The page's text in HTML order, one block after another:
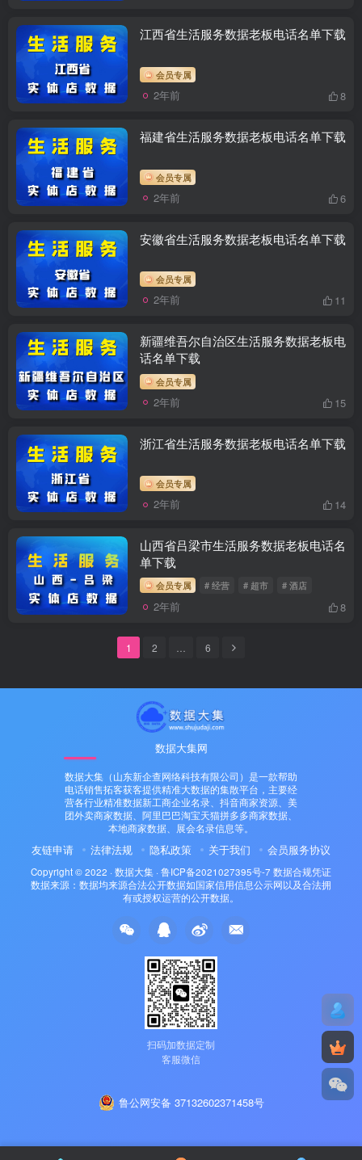
江西省生活服务数据老板电话名单下载
会员专属
2年前 8
福建省生活服务数据老板电话名单下载
会员专属
2年前 6
安徽省生活服务数据老板电话名单下载
会员专属
2年前 11
新疆维吾尔自治区生活服务数据老板电
话名单下载
会员专属
2年前 15
浙江省生活服务数据老板电话名单下载
会员专属
2年前 14
山西省吕梁市生活服务数据老板电话名
单下载
会员专属 # 经营 # 超市 # 酒店
2年前 8
1 2 6
数据大集网
数据大集（山东新企查网络科技有限公司）是一款帮助
电话销售拓客获客提供精准大数据的集散平台，主要经
营各行业精准数据新工商企业名录、抖音商家资源、美
团外卖商家数据、阿里巴巴淘宝天猫拼多多商家数据、
本地商家数据、展会名录信息等。
友链申请 法律法规 隐私政策 关于我们 会员服务协议
Copyright © 2022 · 数据大集 · 鲁ICP备2021027395号-7 数据合规凭证
数据来源：数据均来源合法公开数据如国家信用信息公示网以及合法拥
有或授权运营的公开数据。
扫码加数据定制
客服微信
鲁公网安备 37132602371458号